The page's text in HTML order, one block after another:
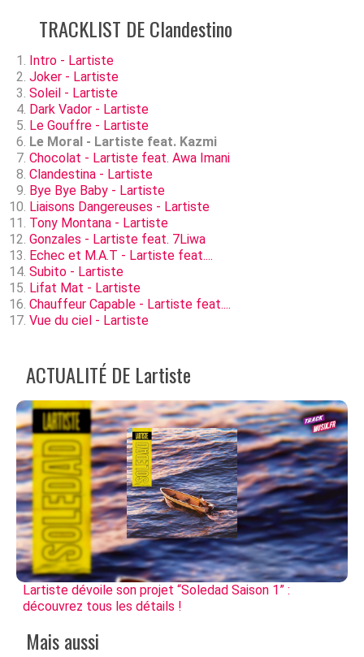
TRACKLIST DE Clandestino
Intro - Lartiste
Joker - Lartiste
Soleil - Lartiste
Dark Vador - Lartiste
Le Gouffre - Lartiste
Le Moral - Lartiste feat. Kazmi
Chocolat - Lartiste feat. Awa Imani
Clandestina - Lartiste
Bye Bye Baby - Lartiste
Liaisons Dangereuses - Lartiste
Tony Montana - Lartiste
Gonzales - Lartiste feat. 7Liwa
Echec et M.A.T - Lartiste feat....
Subito - Lartiste
Lifat Mat - Lartiste
Chauffeur Capable - Lartiste feat....
Vue du ciel - Lartiste
ACTUALITÉ DE Lartiste
Lartiste dévoile son projet “Soledad Saison 1” :
découvrez tous les détails !
Mais aussi